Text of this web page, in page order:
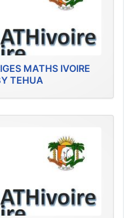
MATHS IVOIRE
TEHUA